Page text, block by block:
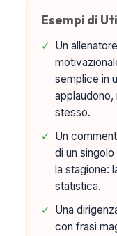
Esempi di
✓ Un
semplice in
stesso.
✓ Un
di un
la stagione:
statistica.
✓ Una
con frasi